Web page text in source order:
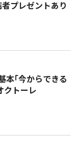
プレゼントあり
｢今からできる
トーレ